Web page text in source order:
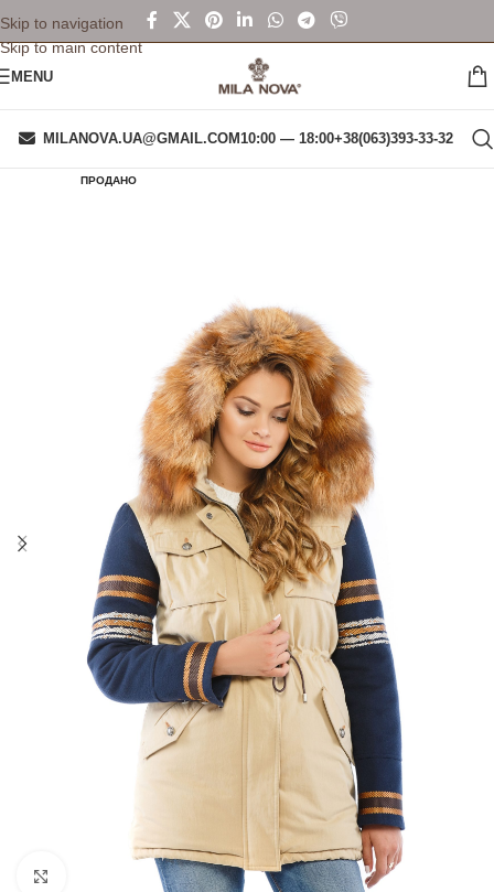
Skip to navigation
Skip to main content
MENU
MILANOVA.UA@GMAIL.COM10:00 — 18:00+38(063)393-33-32
ПРОДАНО
Click to enlarge